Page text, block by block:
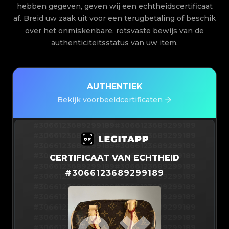
hebben gegeven, geven wij een echtheidscertificaat
af. Breid uw zaak uit voor een terugbetaling of beschik
over het onmiskenbare, rotsvaste bewijs van de
authenticiteitsstatus van uw item.
AUTHENTIEK
Bekijk voorbeeldcertificaten
#3066123689299189#3066123689299189
#3066123689299189#3066123689299189
#3066123689299189#3066123689299189
#3066123689299189#3066123689299189
#3066123689299189#3066123689299189
#3066123689299189#3066123689299189
#3066123689299189#3066123689299189
CERTIFICAAT VAN ECHTHEID
#3066123689299189